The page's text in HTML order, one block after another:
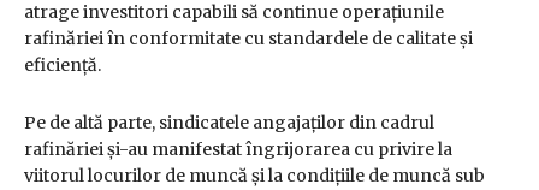
atrage investitori capabili să continue operațiunile
rafinăriei în conformitate cu standardele de calitate și
eficiență.
Pe de altă parte, sindicatele angajaților din cadrul
rafinăriei și-au manifestat îngrijorarea cu privire la
viitorul locurilor de muncă și la condițiile de muncă sub